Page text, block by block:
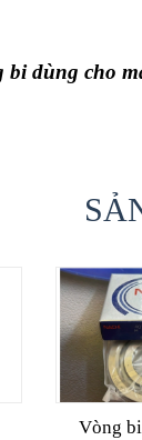
bi dùng cho
Vòng